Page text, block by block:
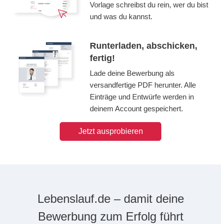
Vorlage schreibst du rein, wer du bist
und was du kannst.
Runterladen, abschicken,
fertig!
Lade deine Bewerbung als
versandfertige PDF herunter. Alle
Einträge und Entwürfe werden in
deinem Account gespeichert.
Jetzt ausprobieren
Lebenslauf.de – damit deine
Bewerbung zum Erfolg führt